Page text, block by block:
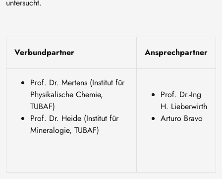
untersucht.
Verbundpartner Ansprechpartner
Prof. Dr. Mertens (Institut für
Physikalische Chemie,
TUBAF)
Prof. Dr. Heide (Institut für
Mineralogie, TUBAF)
Prof. Dr.-Ing
H. Lieberwirth
Arturo Bravo